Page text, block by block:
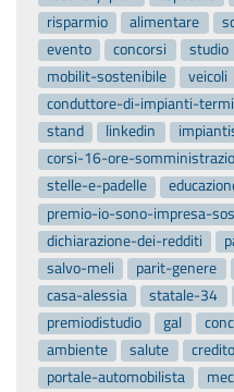
risparmio
alimentare
evento
concorsi studio
mobilit-sostenibile
veicoli
conduttore-di-impianti-
stand
linkedin
corsi-16-ore-
stelle-e-padelle
premio-io-sono-impresa-
dichiarazione-dei-redditi
salvo-meli
parit-genere
casa-alessia
statale-34
premiodistudio
gal
ambiente
salute
portale-automobilista